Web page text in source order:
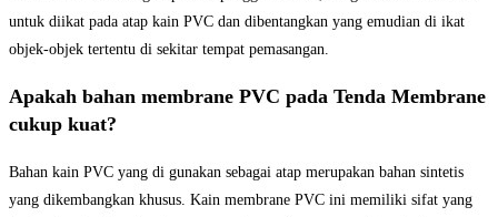
untuk diikat pada atap kain PVC dan dibentangkan yang emudian di ikat
objek-objek tertentu di sekitar tempat pemasangan.
Apakah bahan membrane PVC pada Tenda Membrane
cukup kuat?
Bahan kain PVC yang di gunakan sebagai atap merupakan bahan sintetis
yang dikembangkan khusus. Kain membrane PVC ini memiliki sifat yang